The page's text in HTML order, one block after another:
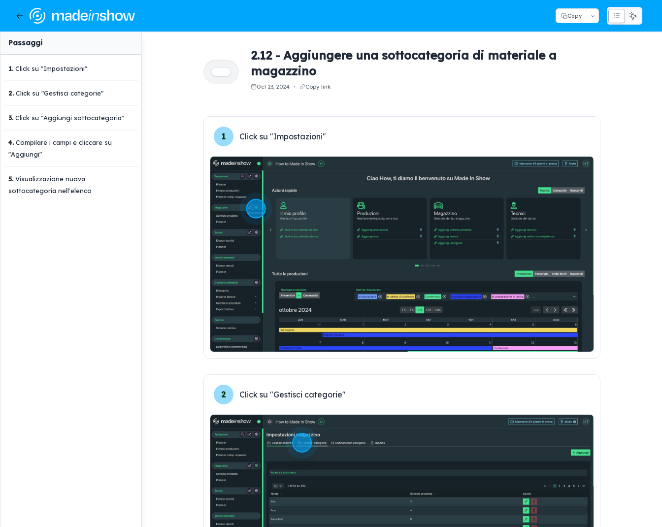
Copy
Passaggi
1. Click su "Impostazioni"
2. Click su "Gestisci categorie"
3. Click su "Aggiungi sottocategoria"
4. Compilare i campi e cliccare su
"Aggiungi"
5. Visualizzazione nuova
sottocategoria nell'elenco
2.12 - Aggiungere una sottocategoria di materiale a
magazzino
Oct 23, 2024 ● Copy link
1 Click su "Impostazioni"
2 Click su "Gestisci categorie"